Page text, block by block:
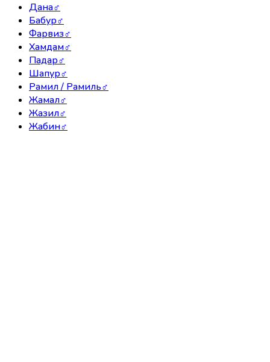
Дана♂
Бабур♂
Фарвиз♂
Хамдам♂
Падар♂
Шапур♂
Рамил / Рамиль♂
Жамал♂
Жазил♂
Жабин♂